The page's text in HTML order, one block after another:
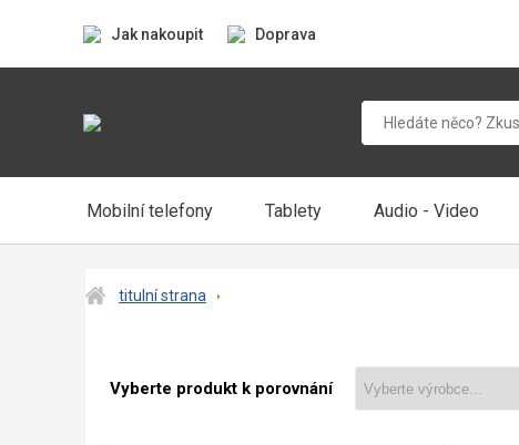
Jak nakoupit Doprava
Mobilní telefony Tablety Audio - Video
titulní strana
Vyberte produkt k porovnání